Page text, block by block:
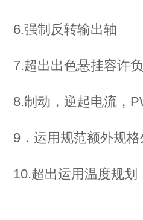
6.强制反转输出轴
7.超出出色悬挂容许
8.制动，逆起电流，
9．运用规范额外规
10.超出运用温度规